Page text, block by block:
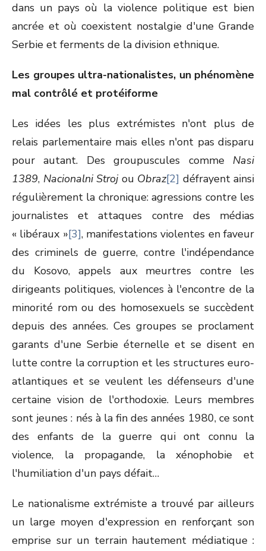
dans un pays où la violence politique est bien
ancrée et où coexistent nostalgie d'une Grande
Serbie et ferments de la division ethnique.
Les groupes ultra-nationalistes, un phénomène
mal contrôlé et protéiforme
Les idées les plus extrémistes n'ont plus de
relais parlementaire mais elles n'ont pas disparu
pour autant. Des groupuscules comme Nasi
1389, Nacionalni Strojou Obraz[2] défrayent ainsi
régulièrement la chronique: agressions contre les
journalistes et attaques contre des médias
« libéraux »[3], manifestations violentes en faveur
des criminels de guerre, contre l'indépendance
du Kosovo, appels aux meurtres contre les
dirigeants politiques, violences à l'encontre de la
minorité rom ou des homosexuels se succèdent
depuis des années. Ces groupes se proclament
garants d'une Serbie éternelle et se disent en
lutte contre la corruption et les structures euro-
atlantiques et se veulent les défenseurs d'une
certaine vision de l'orthodoxie. Leurs membres
sont jeunes : nés à la fin des années 1980, ce sont
des enfants de la guerre qui ont connu la
violence, la propagande, la xénophobie et
l'humiliation d'un pays défait…
Le nationalisme extrémiste a trouvé par ailleurs
un large moyen d'expression en renforçant son
emprise sur un terrain hautement médiatique :